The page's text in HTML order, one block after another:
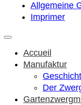
Allgemeine
Imprimer
Accueil
Manufaktur
Der